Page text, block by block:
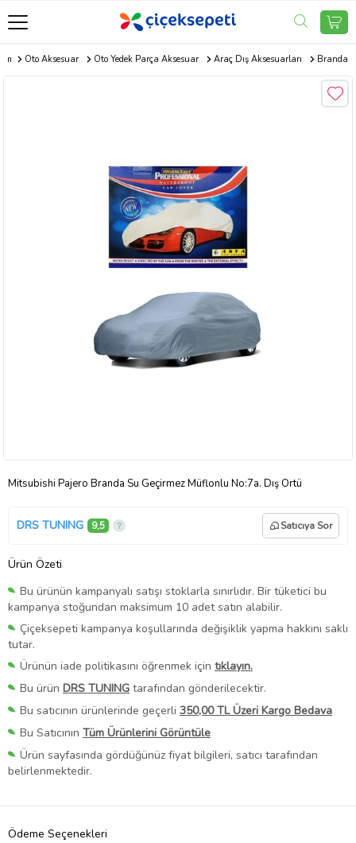
Oto Aksesuar Oto Yedek Parça Aksesuar Araç Dış Aksesuarları Branda
Mitsubishi Pajero Branda Su Geçirmez Müflonlu No:7a. Dış Örtü
DRS TUNING 9,5 Satıcıya Sor
Ürün Özeti
Bu ürünün kampanyalı satışı stoklarla sınırlıdır. Bir tüketici bu
kampanya stoğundan maksimum 10 adet satın alabilir.
Çiçeksepeti kampanya koşullarında değişiklik yapma hakkını saklı
tutar.
Ürünün iade politikasını öğrenmek için tıklayın.
Bu ürün DRS TUNING tarafından gönderilecektir.
Bu satıcının ürünlerinde geçerli 350,00 TL Üzeri Kargo Bedava
Bu Satıcının Tüm Ürünlerini Görüntüle
Ürün sayfasında gördüğünüz fiyat bilgileri, satıcı tarafından
belirlenmektedir.
Ödeme Seçenekleri